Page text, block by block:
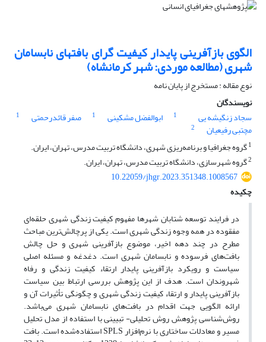
الگوی بازآفرینی پایدار کیفیت‏ گرای بافت‏های نابسامان
شهری (مطالعه موردی: شهر کرمانشاه)
نوع مقاله : مستخرج از پایان نامه
نویسندگان
سجاد زنگیشه‏ یی
1 ابوالفضل مشکینی 1 صفر قائدرحمتی 1
مچتبی رفیعیان
2
1گروه جغرافیا و برنامه‌ریزی شهری، دانشگاه تربیت مدرس، تهران، ایران.
2گروه شهرسازی، دانشگاه تربیت مدرس، تهران، ایران.
10.22059/jhgr.2023.351348.1008567
چکیده
در فرایند توسعه شتابان شهرها مفهوم کیفیت زندگی شهری حلقه‌ای
مفقوده در همه وجوه زندگی شهری است. یکی از پرچالش‌ترین مباحث
مطرح در چند دهه اخیر، موضوع بازآفرینی شهری و حل چالش
بافت‌های فرسوده و نابسامان شهری است. دغدغه و مسئله اصلی
سیاست و رویکرد بازآفرینی پایدار ارتقاء کیفیت زندگی و رفاه
شهروندان است. هدف از این پژوهش بررسی ارتباط بین سیاست
بازآفرینی پایدار و ارتقاء کیفیت زندگی شهری و چگونگی تأثیرات آن و
ارائه الگویی جهت اقدام در بافت‌های نابسامان شهری می‌باشد.
روش‌شناسی پژوهش روش تحلیلی- تبیینی با استفاده از مدل تحلیل
مسیر و معادلات ساختاری با نرم‌افزار SPLS استفاده‌شده است. بافت